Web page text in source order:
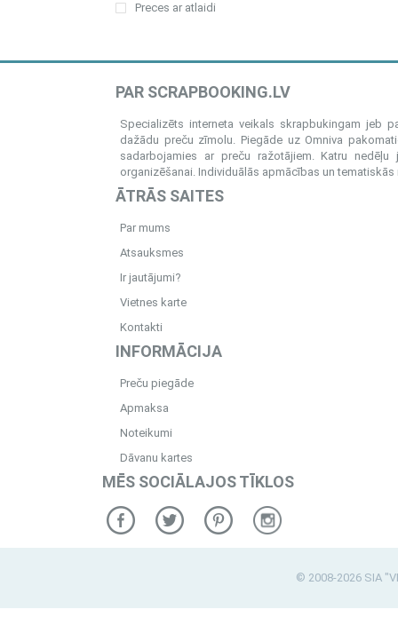
Preces ar atlaidi
PAR SCRAPBOOKING.LV
Specializēts interneta veikals skrapbukingam jeb
dažādu preču zīmolu. Piegāde uz Omniva
sadarbojamies ar preču ražotājiem. Katru
organizēšanai. Individuālās apmācības un
ĀTRĀS SAITES
Par mums
Atsauksmes
Ir jautājumi?
Vietnes karte
Kontakti
INFORMĀCIJA
Preču piegāde
Apmaksa
Noteikumi
Dāvanu kartes
MĒS SOCIĀLAJOS TĪKLOS
© 2008-2026 SIA